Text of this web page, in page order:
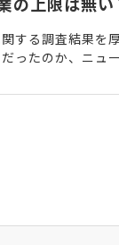
する調査結果を
ったのか、ニュ